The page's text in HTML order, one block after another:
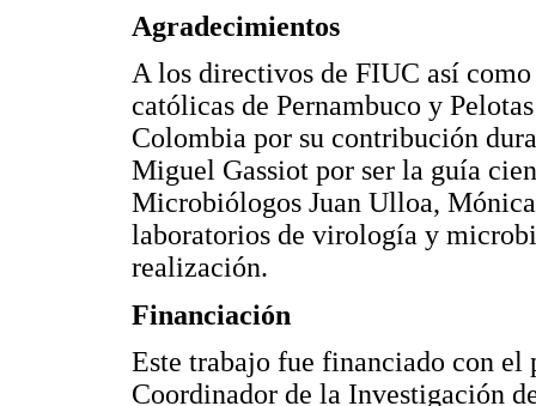
Agradecimientos
A los directivos de FIUC así
católicas de Pernambuco y
Colombia por su contribución
Miguel Gassiot por ser la guía
Microbiólogos Juan Ulloa,
laboratorios de virología y
realización.
Financiación
Este trabajo fue financiado con
Coordinador de la Investigación